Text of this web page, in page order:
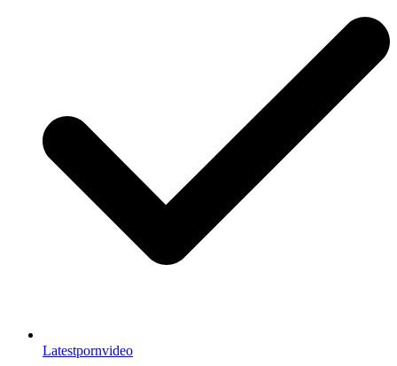
Latestpornvideo